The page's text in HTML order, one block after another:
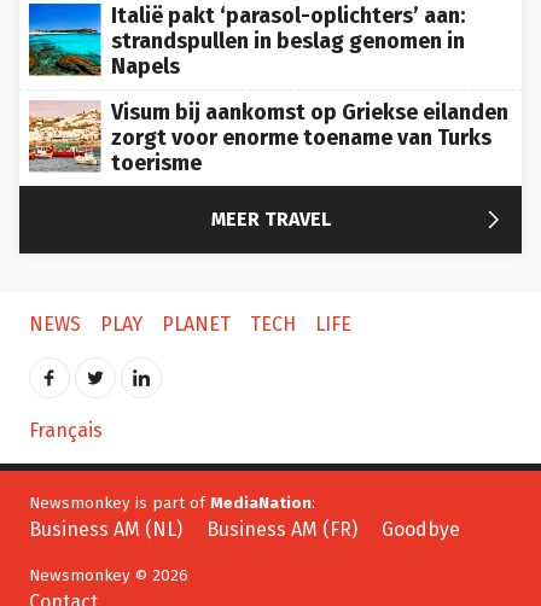
Italië pakt ‘parasol-oplichters’ aan:
strandspullen in beslag genomen in
Napels
Visum bij aankomst op Griekse eilanden
zorgt voor enorme toename van Turks
toerisme
MEER TRAVEL 
NEWS PLAY PLANET TECH LIFE
Français
Newsmonkey is part ofMediaNation:
Business AM (NL) Business AM (FR) Goodbye
Newsmonkey © 2026